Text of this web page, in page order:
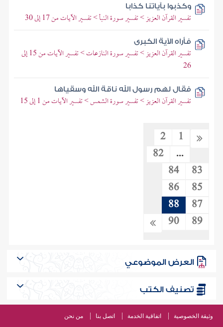
وكذبوا بآياتنا كذابا
تفسير القرآن العزيز > تفسير سورة النبأ > تفسير الآيات من 17 إلى 30
فأراه الآية الكبرى
تفسير القرآن العزيز > تفسير سورة النازعات > تفسير الآيات من 15 إلى
26
فقال لهم رسول الله ناقة الله وسقياها
تفسير القرآن العزيز > تفسير سورة الشمس > تفسير الآيات من 1 إلى 15
1
2
...
82
83
84
85
86
87
88
89
90
العرض الموضوعي
تصنيف الكتب
وثيقة الخصوصية اتفاقية الخدمة اتصل بنا من نحن